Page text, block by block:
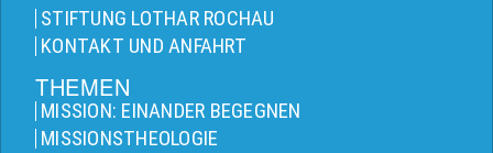
STIFTUNG LOTHAR ROCHAU
KONTAKT UND ANFAHRT
THEMEN
MISSION: EINANDER BEGEGNEN
MISSIONSTHEOLOGIE